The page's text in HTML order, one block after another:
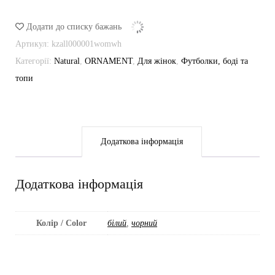
Додати до списку бажань
Артикул: kzall000001womwh
Категорії: Natural ORNAMENT, Для жінок Футболки, боді та
топи
Додаткова інформація
Додаткова інформація
Колір / Color білий чорний